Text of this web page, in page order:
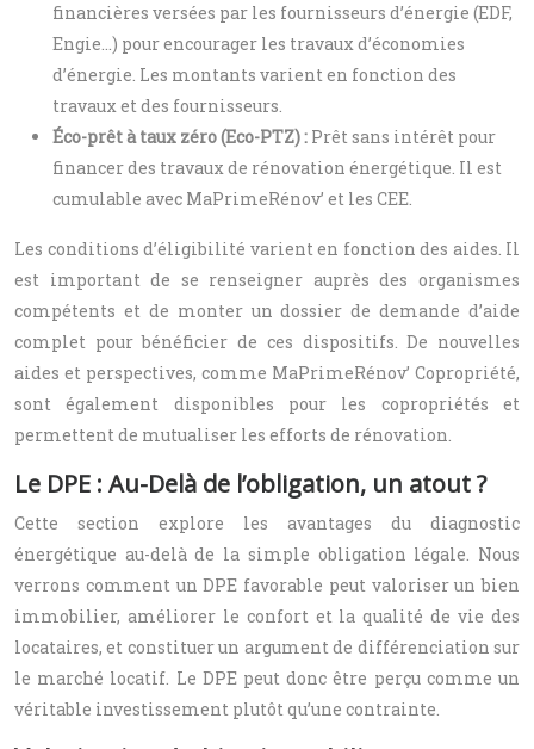
financières versées par les fournisseurs d’énergie (EDF,
Engie…) pour encourager les travaux d’économies
d’énergie. Les montants varient en fonction des
travaux et des fournisseurs.
Éco-prêt à taux zéro (Eco-PTZ) : Prêt sans intérêt pour
financer des travaux de rénovation énergétique. Il est
cumulable avec MaPrimeRénov’ et les CEE.
Les conditions d’éligibilité varient en fonction des aides. Il
est important de se renseigner auprès des organismes
compétents et de monter un dossier de demande d’aide
complet pour bénéficier de ces dispositifs. De nouvelles
aides et perspectives, comme MaPrimeRénov’ Copropriété,
sont également disponibles pour les copropriétés et
permettent de mutualiser les efforts de rénovation.
Le DPE : Au-Delà de l’obligation, un atout ?
Cette section explore les avantages du diagnostic
énergétique au-delà de la simple obligation légale. Nous
verrons comment un DPE favorable peut valoriser un bien
immobilier, améliorer le confort et la qualité de vie des
locataires, et constituer un argument de différenciation sur
le marché locatif. Le DPE peut donc être perçu comme un
véritable investissement plutôt qu’une contrainte.